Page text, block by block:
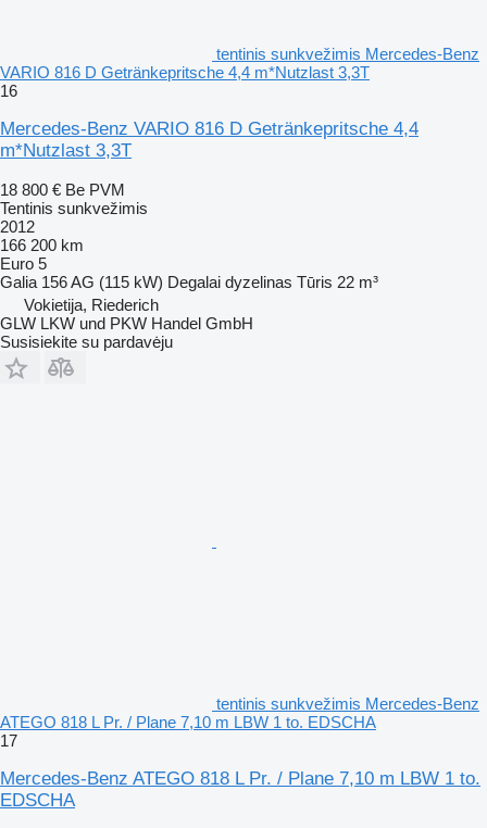
tentinis sunkvežimis Mercedes-Benz
VARIO 816 D Getränkepritsche 4,4 m*Nutzlast 3,3T
16
Mercedes-Benz VARIO 816 D Getränkepritsche 4,4
m*Nutzlast 3,3T
18 800 € Be PVM
Tentinis sunkvežimis
2012
166 200 km
Euro 5
Galia 156 AG (115 kW) Degalai dyzelinas Tūris 22 m³
Vokietija, Riederich
GLW LKW und PKW Handel GmbH
Susisiekite su pardavėju
tentinis sunkvežimis Mercedes-Benz
ATEGO 818 L Pr. / Plane 7,10 m LBW 1 to. EDSCHA
17
Mercedes-Benz ATEGO 818 L Pr. / Plane 7,10 m LBW 1 to.
EDSCHA